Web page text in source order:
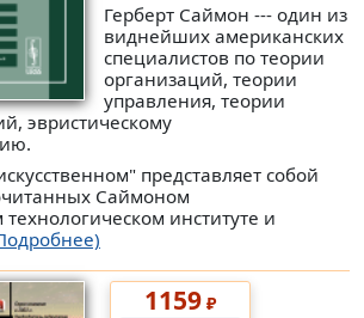
Герберт Саймон --- один из
виднейших американских
специалистов по теории
организаций, теории
управления, теории
эвристическому
представляет собой
Саймоном
технологическом институте и
1159₽